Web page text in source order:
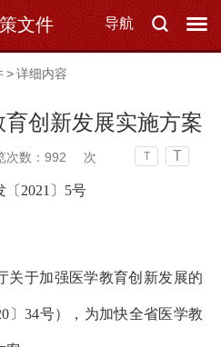
导航
文件
>详细内容
创新发展实施方案
次数： 992 次 T T
〔2021〕5号
关于加强医学教育创新发展的
〕34号），为加快全省医学教